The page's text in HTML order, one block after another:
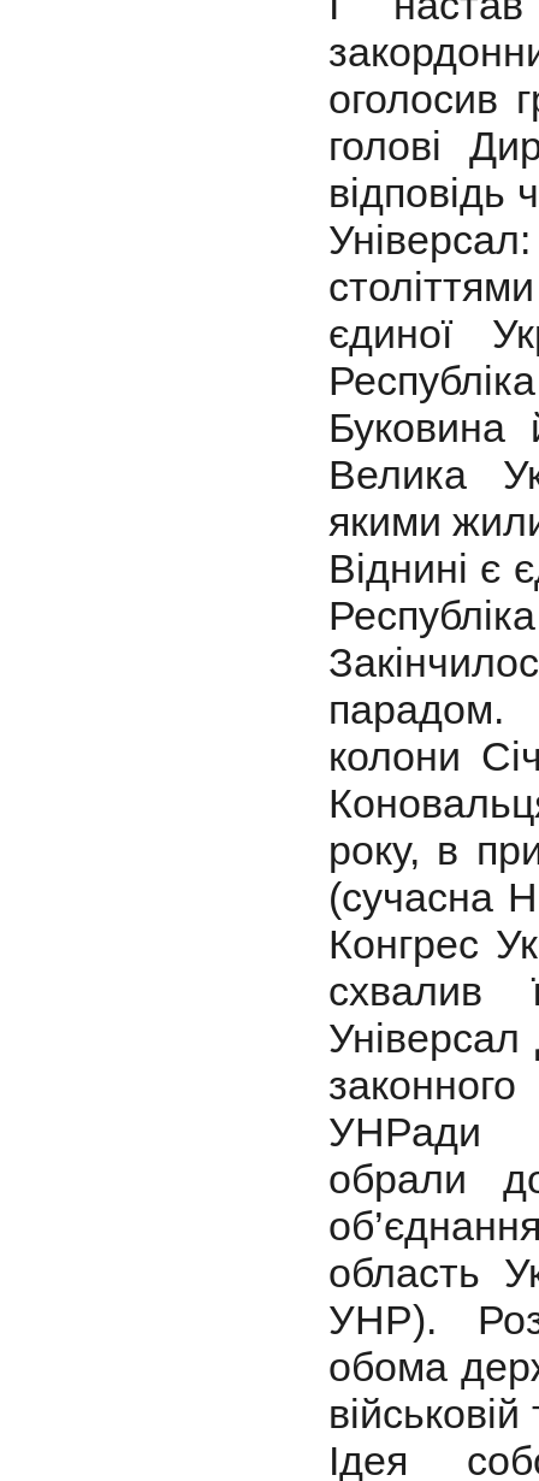
оголосив
голові
відповідь
єдиної
Буковина
Велика
якими
Віднині є
парадом.
колони
року, в
(сучасна
Конгрес
схвалив
УНРади
обрали
область
УНР).
обома
Ідея